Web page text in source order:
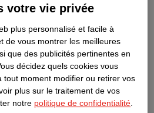
noir, 42-44, 2 pièces
49
votre vie privée
plus personnalisé et facile à
de vous montrer les meilleures
que des publicités pertinentes en
décidez quels cookies vous
tout moment modifier ou retirer vos
plus sur le traitement de vos
notre politique de confidentialité